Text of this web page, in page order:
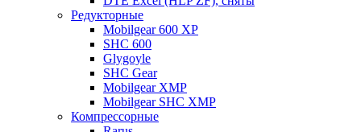
Редукторные
Mobilgear 600 XP
SHC 600
Glygoyle
SHC Gear
Mobilgear XMP
Mobilgear SHC XMP
Компрессорные